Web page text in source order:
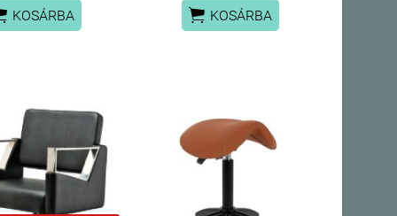
KOSÁRBA
fodrászmosóhoz illik.
SZEMÉLYES ÁTVÉTEL: PANNÓNIA UTCAI
 KOSÁRBA